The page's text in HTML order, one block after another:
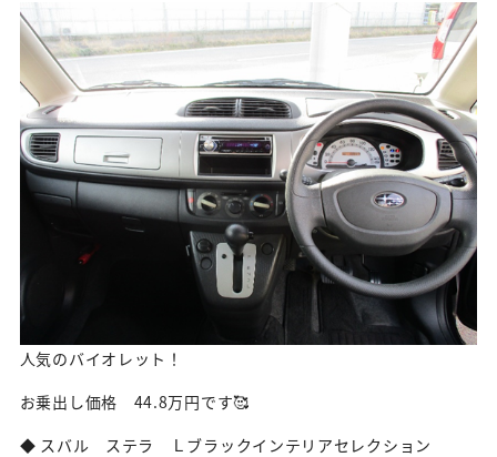
人気のバイオレット！
お乗出し価格 44.8万円です🥰
◆ スバル ステラ Ｌブラックインテリアセレクション